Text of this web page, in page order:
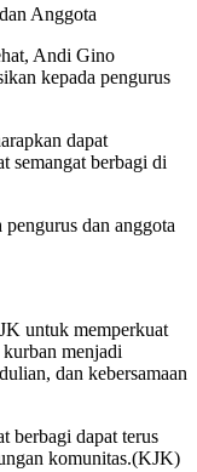
Anggota
Andi Gino
kepada pengurus
dapat
semangat berbagi di
dan anggota
untuk memperkuat
menjadi
dan kebersamaan
berbagi dapat terus
komunitas.(KJK)